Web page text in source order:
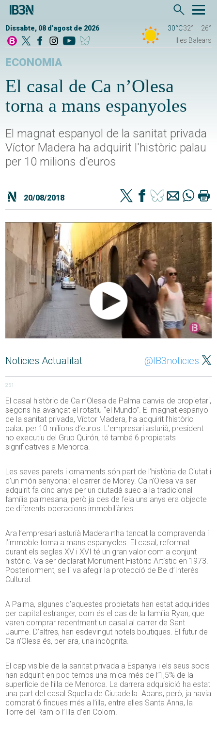
Dissabte, 08 d'agost de 2026 30°C32°
26°
Illes Balears
ECONOMIA
El casal de Ca n’Olesa
torna a mans espanyoles
El magnat espanyol de la sanitat privada
Víctor Madera ha adquirit l'històric palau
per 10 milions d'euros
20/08/2018
Noticies Actualitat @IB3noticies
251
El casal històric de Ca n’Olesa de Palma canvia de propietari,
segons ha avançat el rotatiu “el Mundo”. El magnat espanyol
de la sanitat privada, Víctor Madera, ha adquirit l’històric
palau per 10 milions d’euros. L’empresari asturià, president
no executiu del Grup Quirón, té també 6 propietats
significatives a Menorca.
Les seves parets i ornaments són part de l’història de Ciutat i
d’un món senyorial: el carrer de Morey. Ca n’Olesa va ser
adquirit fa cinc anys per un ciutadà suec a la tradicional
família palmesana, però ja des de feia uns anys era objecte
de diferents operacions immobiliàries.
Ara l’empresari asturià Madera n’ha tancat la compravenda i
l’immoble torna a mans espanyoles. El casal, reformat
durant els segles XV i XVI té un gran valor com a conjunt
històric. Va ser declarat Monument Històric Artístic en 1973.
Posteriorment, se li va afegir la protecció de Be d’Interès
Cultural.
A Palma, algunes d’aquestes propietats han estat adquirides
per capital estranger, com és el cas de la família Ryan, que
varen comprar recentment un casal al carrer de Sant
Jaume. D’altres, han esdevingut hotels boutiques. El futur de
Ca n’Olesa és, per ara, una incògnita.
El cap visible de la sanitat privada a Espanya i els seus socis
han adquirit en poc temps una mica més de l’1,5% de la
superfície de l’illa de Menorca. La darrera adquisició ha estat
una part del casal Squella de Ciutadella. Abans, però, ja havia
comprat 6 finques més a l’illa, entre elles Santa Anna, la
Torre del Ram o l’Illa d’en Colom.